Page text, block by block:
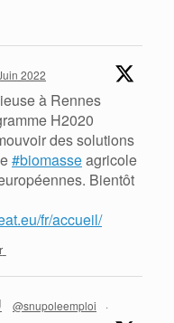
2022
à Rennes
H2020
des solutions
#biomasseagricole
Bientôt
fr/accueil/
@snupoleemploi
·